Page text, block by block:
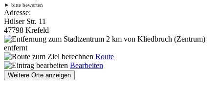
► bitte bewerten
Adresse:
Hülser Str. 11
47798 Krefeld
2 km von Kliedbruch (Zentrum)
entfernt
Route
Bearbeiten
Weitere Orte anzeigen